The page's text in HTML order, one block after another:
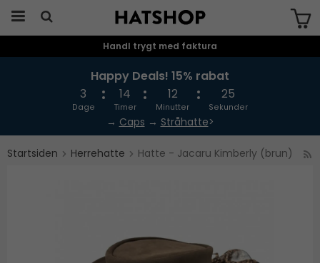
Produktet er blevet tilføjet til din
Handl trygt med faktura
Happy Deals! 15% rabat
3
Dage
14
Timer
12
Minutter
24
Sekunder
→ Caps → Stråhatte>
Startsiden Herrehatte Hatte - Jacaru Kimberly (brun)